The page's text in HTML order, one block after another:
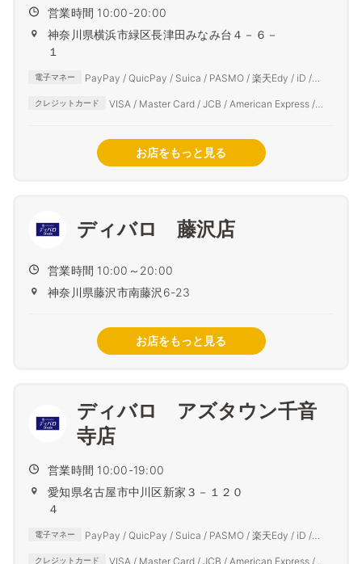
営業時間 10:00-20:00
神奈川県横浜市緑区長津田みなみ台４－６－
１
電子マネー
PayPay / QuicPay / Suica / PASMO / 楽天Edy / iD /
クレジットカード
VISA / Master Card / JCB / American Express /
お店をもっと見る
ディバロ 藤沢店
営業時間 10:00～20:00
神奈川県藤沢市南藤沢6-23
お店をもっと見る
ディバロ アズタウン千音
寺店
営業時間 10:00-19:00
愛知県名古屋市中川区新家３－１２０
４
電子マネー
PayPay / QuicPay / Suica / PASMO / 楽天Edy / iD /
クレジットカード
VISA / Master Card / JCB / American Express /